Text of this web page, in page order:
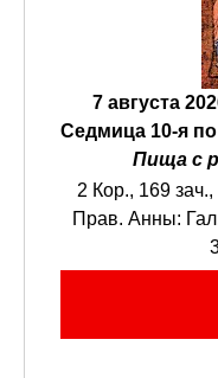
7 августа
Седмица 10-я
Пища с
2 Кор., 169 зач.,
Прав. Анны: